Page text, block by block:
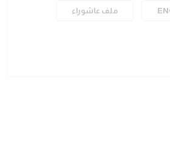
ملف عاشوراء